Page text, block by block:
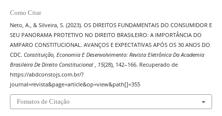
Como Citar
Neto, A., & Silveira, S. (2023). OS DIREITOS FUNDAMENTAIS DO CONSUMIDOR E
SEU PANORAMA PROTETIVO NO DIREITO BRASILEIRO: A IMPORTÂNCIA DO
AMPARO CONSTITUCIONAL. AVANÇOS E EXPECTATIVAS APÓS OS 30 ANOS DO
CDC. Constituição, Economia E Desenvolvimento: Revista Eletrônica Da Academia
Brasileira De Direito Constitucional , 15(28), 142–166. Recuperado de
https://abdconstojs.com.br/?
journal=revista&page=article&op=view&path[]=355
Fomatos de Citação